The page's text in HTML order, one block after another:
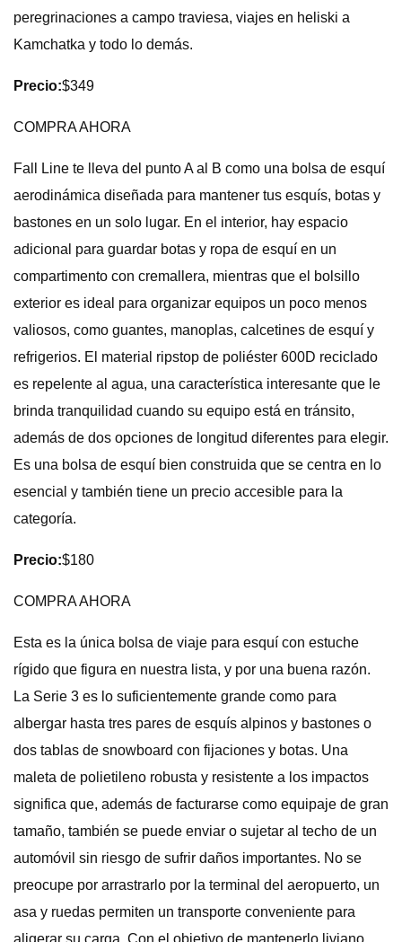
peregrinaciones a campo traviesa, viajes en heliski a
Kamchatka y todo lo demás.
Precio:$349
COMPRA AHORA
Fall Line te lleva del punto A al B como una bolsa de esquí
aerodinámica diseñada para mantener tus esquís, botas y
bastones en un solo lugar. En el interior, hay espacio
adicional para guardar botas y ropa de esquí en un
compartimento con cremallera, mientras que el bolsillo
exterior es ideal para organizar equipos un poco menos
valiosos, como guantes, manoplas, calcetines de esquí y
refrigerios. El material ripstop de poliéster 600D reciclado
es repelente al agua, una característica interesante que le
brinda tranquilidad cuando su equipo está en tránsito,
además de dos opciones de longitud diferentes para elegir.
Es una bolsa de esquí bien construida que se centra en lo
esencial y también tiene un precio accesible para la
categoría.
Precio:$180
COMPRA AHORA
Esta es la única bolsa de viaje para esquí con estuche
rígido que figura en nuestra lista, y por una buena razón.
La Serie 3 es lo suficientemente grande como para
albergar hasta tres pares de esquís alpinos y bastones o
dos tablas de snowboard con fijaciones y botas. Una
maleta de polietileno robusta y resistente a los impactos
significa que, además de facturarse como equipaje de gran
tamaño, también se puede enviar o sujetar al techo de un
automóvil sin riesgo de sufrir daños importantes. No se
preocupe por arrastrarlo por la terminal del aeropuerto, un
asa y ruedas permiten un transporte conveniente para
aligerar su carga. Con el objetivo de mantenerlo liviano,